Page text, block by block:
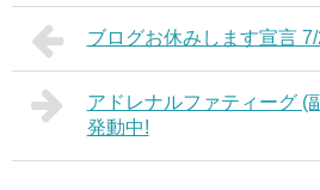
ブログお休みします宣言
アドレナルファティーグ (
発動中!